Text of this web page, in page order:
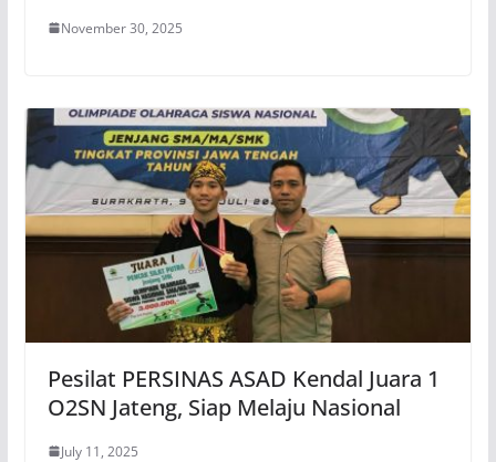
November 30, 2025
Pesilat PERSINAS ASAD Kendal Juara 1
O2SN Jateng, Siap Melaju Nasional
July 11, 2025